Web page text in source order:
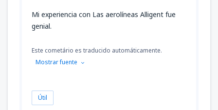
Mi experiencia con Las aerolíneas Alligent fue
genial.
Este cometário es traducido automáticamente.
Mostrar fuente
Útil